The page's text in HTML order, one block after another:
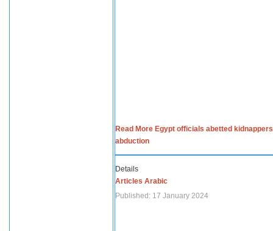
Read More Egypt officials abetted
abduction
Details
Articles Arabic
Published: 17 January 2024